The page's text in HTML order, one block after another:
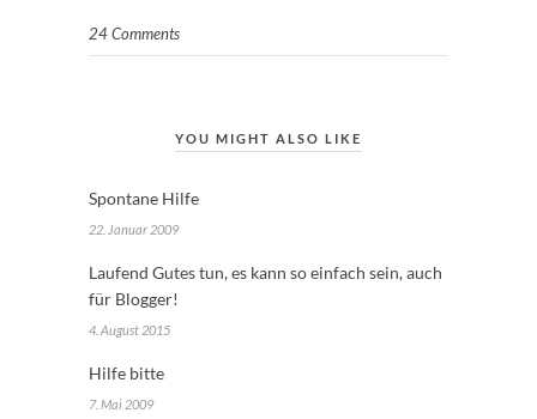
24 Comments
YOU MIGHT ALSO LIKE
Spontane Hilfe
22. Januar 2009
Laufend Gutes tun, es kann so einfach sein, auch
für Blogger!
4. August 2015
Hilfe bitte
7. Mai 2009